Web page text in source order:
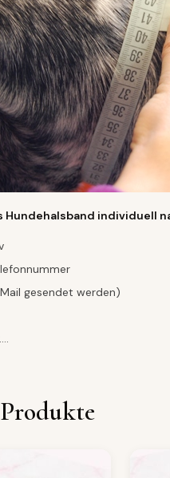
Hundehalsband individuell
gesendet werden)